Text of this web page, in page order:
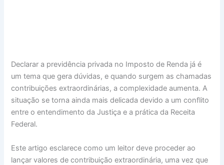
Declarar a previdência privada no Imposto de Renda já é
um tema que gera dúvidas, e quando surgem as chamadas
contribuições extraordinárias, a complexidade aumenta. A
situação se torna ainda mais delicada devido a um conflito
entre o entendimento da Justiça e a prática da Receita
Federal.
Este artigo esclarece como um leitor deve proceder ao
lançar valores de contribuição extraordinária, uma vez que